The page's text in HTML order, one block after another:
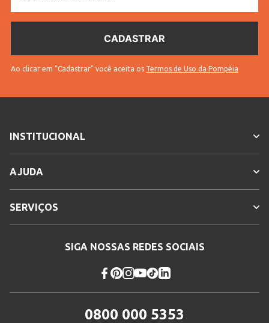
Ao clicar em "Cadastrar" você aceita os Termos de Uso da Pompéia
INSTITUCIONAL
AJUDA
SERVIÇOS
SIGA NOSSAS REDES SOCIAIS
0800 000 5353